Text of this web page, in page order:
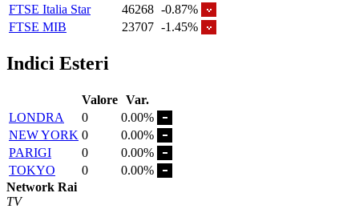
FTSE Italia Star
46268 -0.87%
FTSE MIB
23707 -1.45%
Indici Esteri
Valore Var.
LONDRA
0
0.00%
NEW YORK 0
0.00%
PARIGI
0
0.00%
TOKYO
0
0.00%
Network Rai
TV